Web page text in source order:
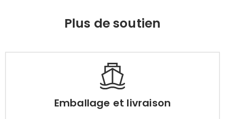
Plus de soutien
Emballage et livraison
Emballage et livraison
Comment livrer rapidement et en toute
sécurité les produits en contreplaqué que vous